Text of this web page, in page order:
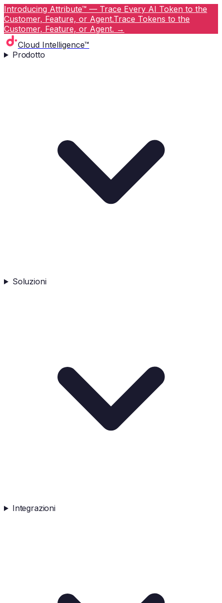
Introducing Attribute™ — Trace Every AI Token to the
Customer, Feature, or Agent.Trace Tokens to the
Customer, Feature, or Agent. →
Cloud Intelligence™
Prodotto
Soluzioni
Integrazioni